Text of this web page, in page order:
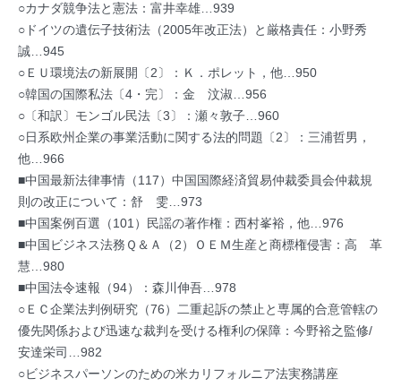
○カナダ競争法と憲法：富井幸雄…939
○ドイツの遺伝子技術法（2005年改正法）と厳格責任：小野秀
誠…945
○ＥＵ環境法の新展開〔2〕：Ｋ．ポレット，他…950
○韓国の国際私法〔4・完〕：金 汶淑…956
○〔和訳〕モンゴル民法〔3〕：瀬々敦子…960
○日系欧州企業の事業活動に関する法的問題〔2〕：三浦哲男，
他…966
■中国最新法律事情（117）中国国際経済貿易仲裁委員会仲裁規
則の改正について：舒 雯…973
■中国案例百選（101）民謡の著作権：西村峯裕，他…976
■中国ビジネス法務Ｑ＆Ａ（2）ＯＥＭ生産と商標権侵害：高 革
慧…980
■中国法令速報（94）：森川伸吾…978
○ＥＣ企業法判例研究（76）二重起訴の禁止と専属的合意管轄の
優先関係および迅速な裁判を受ける権利の保障：今野裕之監修/
安達栄司…982
○ビジネスパーソンのための米カリフォルニア法実務講座